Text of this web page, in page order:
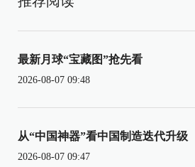
最新月球“宝藏图”抢先看
2026-08-07 09:48
从“中国神器”看中国制造迭代升级
2026-08-07 09:47